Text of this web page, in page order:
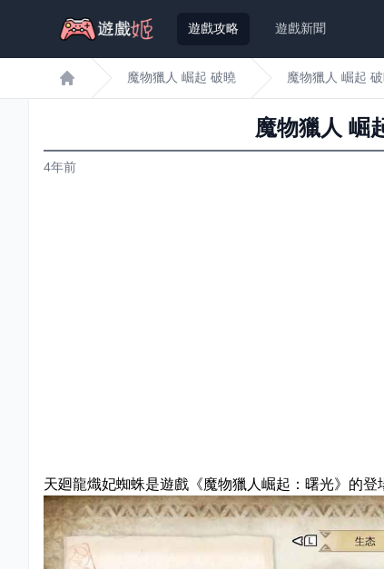
遊戲攻略 遊戲新聞
遊戲姬首頁
魔物獵人 崛起 破曉 魔物獵人 崛起
魔物獵人 崛
4年前
天廻龍熾妃蜘蛛是遊戲《魔物獵人崛起：曙光》的登